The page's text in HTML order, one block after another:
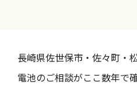
長崎県佐世保市・佐々町・
電池のご相談がここ数年で